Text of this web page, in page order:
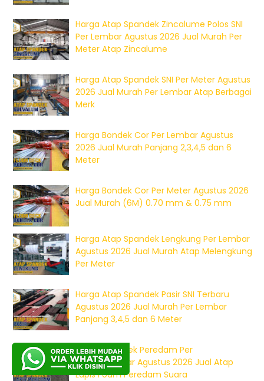
Harga Atap Spandek Zincalume Polos SNI
Per Lembar Agustus 2026 Jual Murah Per
Meter Atap Zincalume
Harga Atap Spandek SNI Per Meter Agustus
2026 Jual Murah Per Lembar Atap Berbagai
Merk
Harga Bondek Cor Per Lembar Agustus
2026 Jual Murah Panjang 2,3,4,5 dan 6
Meter
Harga Bondek Cor Per Meter Agustus 2026
Jual Murah (6M) 0.70 mm & 0.75 mm
Harga Atap Spandek Lengkung Per Lembar
Agustus 2026 Jual Murah Atap Melengkung
Per Meter
Harga Atap Spandek Pasir SNI Terbaru
Agustus 2026 Jual Murah Per Lembar
Panjang 3,4,5 dan 6 Meter
Harga Spandek Peredam Per
Meter/Lembar Agustus 2026 Jual Atap
Lapis Foam Peredam Suara